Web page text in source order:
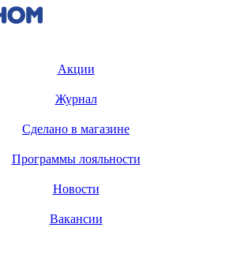
Акции
Журнал
Сделано в магазине
Программы лояльности
Новости
Вакансии